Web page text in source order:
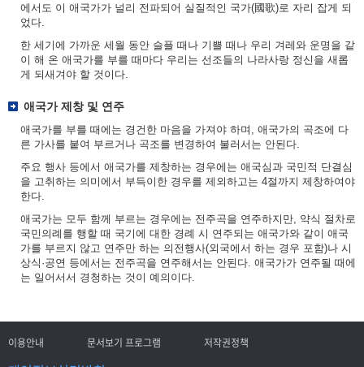
에서도 이 애국가가 널리 전파되어 실질적인 국가(國歌)로 자리 잡게 되
었다.
한 세기에 가까운 세월 동안 슬플 때나 기쁠 때나 우리 겨레와 운명을 같
이 해 온 애국가를 부를 때마다 우리는 선조들의 나라사랑 정신을 새롭
게 되새겨야 할 것이다.
애국가 제창 및 연주
애국가를 부를 때에는 경건한 마음을 가져야 하며, 애국가의 곡조에 다
른 가사를 붙여 부르거나 곡조를 변경하여 불러서는 안된다.
주요 행사 등에서 애국가를 제창하는 경우에는 애국심과 국민적 단결심
을 고취하는 의미에서 부득이한 경우를 제외하고는 4절까지 제창하여야
한다.
애국가는 모두 함께 부르는 경우에는 전주곡을 연주하지만, 약식 절차로
국민의례를 행할 때 국기에 대한 경례 시 연주되는 애국가와 같이 애국
가를 부르지 않고 연주만 하는 의전행사(외국에서 하는 경우 포함)나 시
상식·공연 등에서는 전주곡을 연주해서는 안된다. 애국가가 연주될 때에
는 일어서서 경청하는 것이 예의이다.
이용안내 문서보기 프로그램 저작권정책